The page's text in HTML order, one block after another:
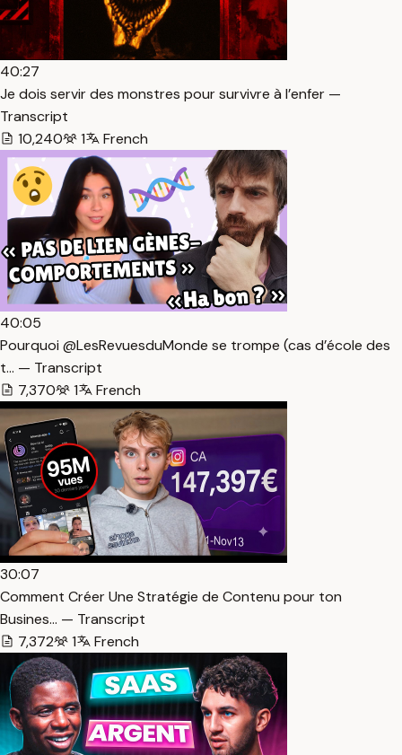
40:27
Je dois servir des monstres pour survivre à l’enfer —
Transcript
10,240
1 French
40:05
Pourquoi @LesRevuesduMonde se trompe (cas d’école des
t… — Transcript
7,370
1 French
30:07
Comment Créer Une Stratégie de Contenu pour ton
Busines… — Transcript
7,372
1 French